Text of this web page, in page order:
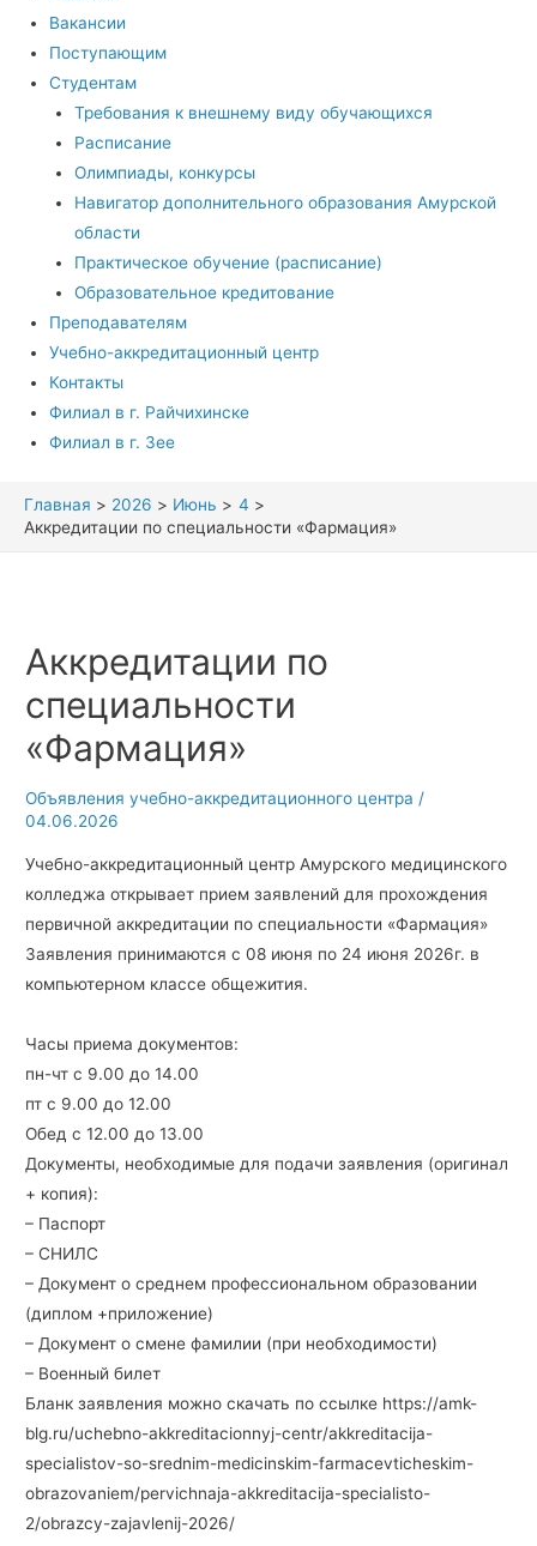
Вакансии
Поступающим
Студентам
Требования к внешнему виду обучающихся
Расписание
Олимпиады, конкурсы
Навигатор дополнительного образования Амурской
области
Практическое обучение (расписание)
Образовательное кредитование
Преподавателям
Учебно-аккредитационный центр
Контакты
Филиал в г. Райчихинске
Филиал в г. Зее
Главная 2026 Июнь
4
Аккредитации по специальности «Фармация»
Аккредитации по
специальности
«Фармация»
Объявления учебно-аккредитационного центра /
04.06.2026
Учебно-аккредитационный центр Амурского медицинского
колледжа открывает прием заявлений для прохождения
первичной аккредитации по специальности «Фармация»
Заявления принимаются с 08 июня по 24 июня 2026г. в
компьютерном классе общежития.
Часы приема документов:
пн-чт с 9.00 до 14.00
пт с 9.00 до 12.00
Обед с 12.00 до 13.00
Документы, необходимые для подачи заявления (оригинал
+ копия):
– Паспорт
– СНИЛС
– Документ о среднем профессиональном образовании
(диплом +приложение)
– Документ о смене фамилии (при необходимости)
– Военный билет
Бланк заявления можно скачать по ссылке https://amk-
blg.ru/uchebno-akkreditacionnyj-centr/akkreditacija-
specialistov-so-srednim-medicinskim-farmacevticheskim-
obrazovaniem/pervichnaja-akkreditacija-specialisto-
2/obrazcy-zajavlenij-2026/